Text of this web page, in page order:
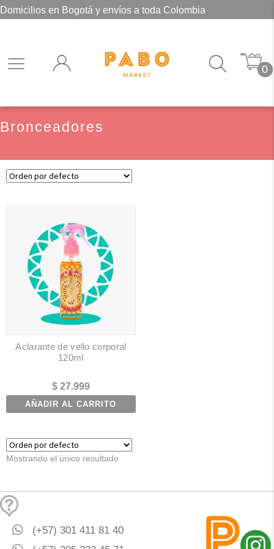
Domicilios en Bogotá y envíos a toda Colombia
0
Bronceadores
Aclarante de vello corporal
120ml
$27.999
AÑADIR AL CARRITO
Mostrando el único resultado
(+57) 301 411 81 40